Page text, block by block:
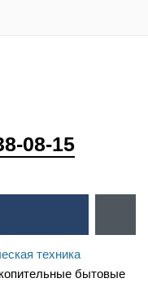
08-15
техника
бытовые